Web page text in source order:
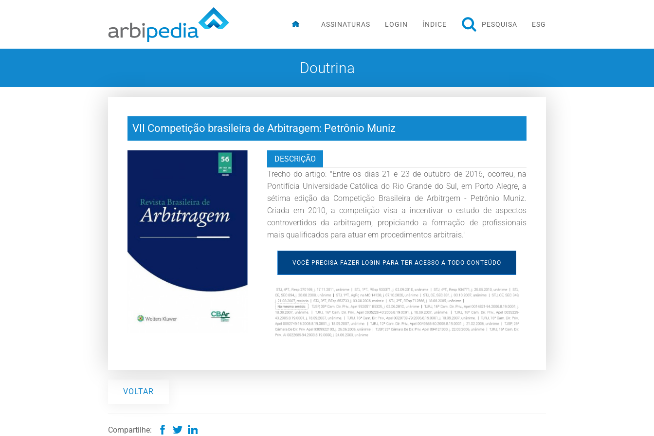
ASSINATURAS LOGIN ÍNDICE PESQUISA ESG
Doutrina
VII Competição brasileira de Arbitragem: Petrônio Muniz
DESCRIÇÃO
Trecho do artigo: "Entre os dias 21 e 23 de outubro de 2016, ocorreu, na
Pontifícia Universidade Católica do Rio Grande do Sul, em Porto Alegre, a
sétima edição da Competição Brasileira de Arbitrgem - Petrônio Muniz.
Criada em 2010, a competição visa a incentivar o estudo de aspectos
controvertidos da arbitragem, propiciando a formação de profissionais
mais qualificados para atuar em procedimentos arbitrais."
VOCÊ PRECISA FAZER LOGIN PARA TER ACESSO A TODO CONTEÚDO
VOLTAR
Compartilhe: